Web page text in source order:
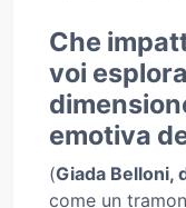
Che
voi
emotiva
(Giada Belloni,
come un